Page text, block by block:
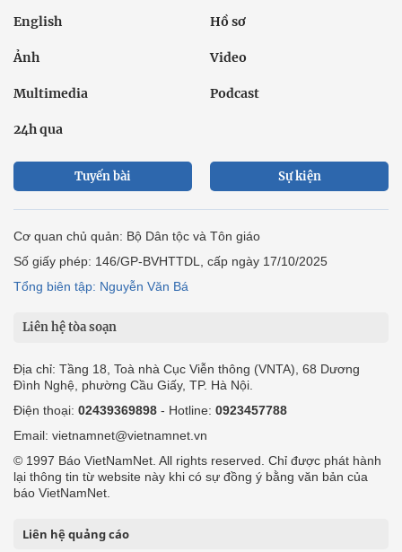
English Hồ sơ
Ảnh Video
Multimedia Podcast
24h qua
Tuyến bài Sự kiện
Cơ quan chủ quản: Bộ Dân tộc và Tôn giáo
Số giấy phép: 146/GP-BVHTTDL, cấp ngày 17/10/2025
Tổng biên tập: Nguyễn Văn Bá
Liên hệ tòa soạn
Địa chỉ: Tầng 18, Toà nhà Cục Viễn thông (VNTA), 68 Dương
Đình Nghệ, phường Cầu Giấy, TP. Hà Nội.
Điện thoại: 02439369898 - Hotline: 0923457788
Email: vietnamnet@vietnamnet.vn
© 1997 Báo VietNamNet. All rights reserved. Chỉ được phát hành
lại thông tin từ website này khi có sự đồng ý bằng văn bản của
báo VietNamNet.
Liên hệ quảng cáo